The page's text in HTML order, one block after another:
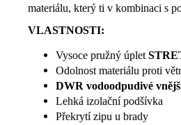
materiálu, který ti v kombinaci s
VLASTNOSTI:
Vysoce pružný úplet
Odolnost materiálu proti
DWR vodoodpudivé
Lehká izolační podšívka
Překrytí zipu u brady